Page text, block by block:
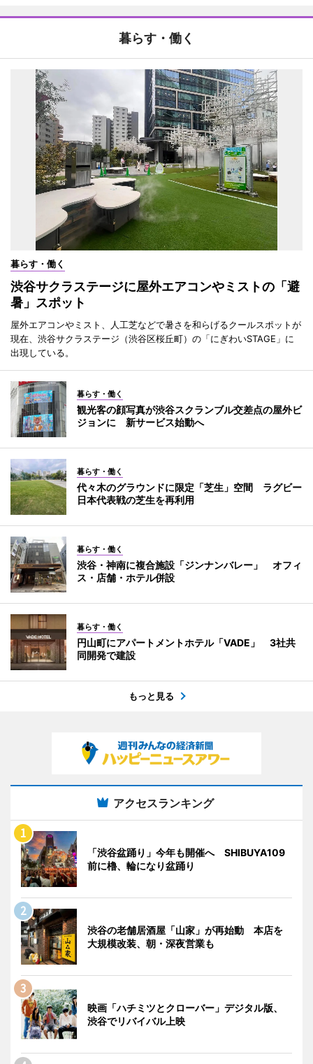
暮らす・働く
暮らす・働く
渋谷サクラステージに屋外エアコンやミストの「避
暑」スポット
屋外エアコンやミスト、人工芝などで暑さを和らげるクールスポットが
現在、渋谷サクラステージ（渋谷区桜丘町）の「にぎわいSTAGE」に
出現している。
暮らす・働く
観光客の顔写真が渋谷スクランブル交差点の屋外ビ
ジョンに 新サービス始動へ
暮らす・働く
代々木のグラウンドに限定「芝生」空間 ラグビー
日本代表戦の芝生を再利用
暮らす・働く
渋谷・神南に複合施設「ジンナンバレー」 オフィ
ス・店舗・ホテル併設
暮らす・働く
円山町にアパートメントホテル「VADE」 3社共
同開発で建設
もっと見る
アクセスランキング
「渋谷盆踊り」今年も開催へ SHIBUYA109
前に櫓、輪になり盆踊り
渋谷の老舗居酒屋「山家」が再始動 本店を
大規模改装、朝・深夜営業も
映画「ハチミツとクローバー」デジタル版、
渋谷でリバイバル上映